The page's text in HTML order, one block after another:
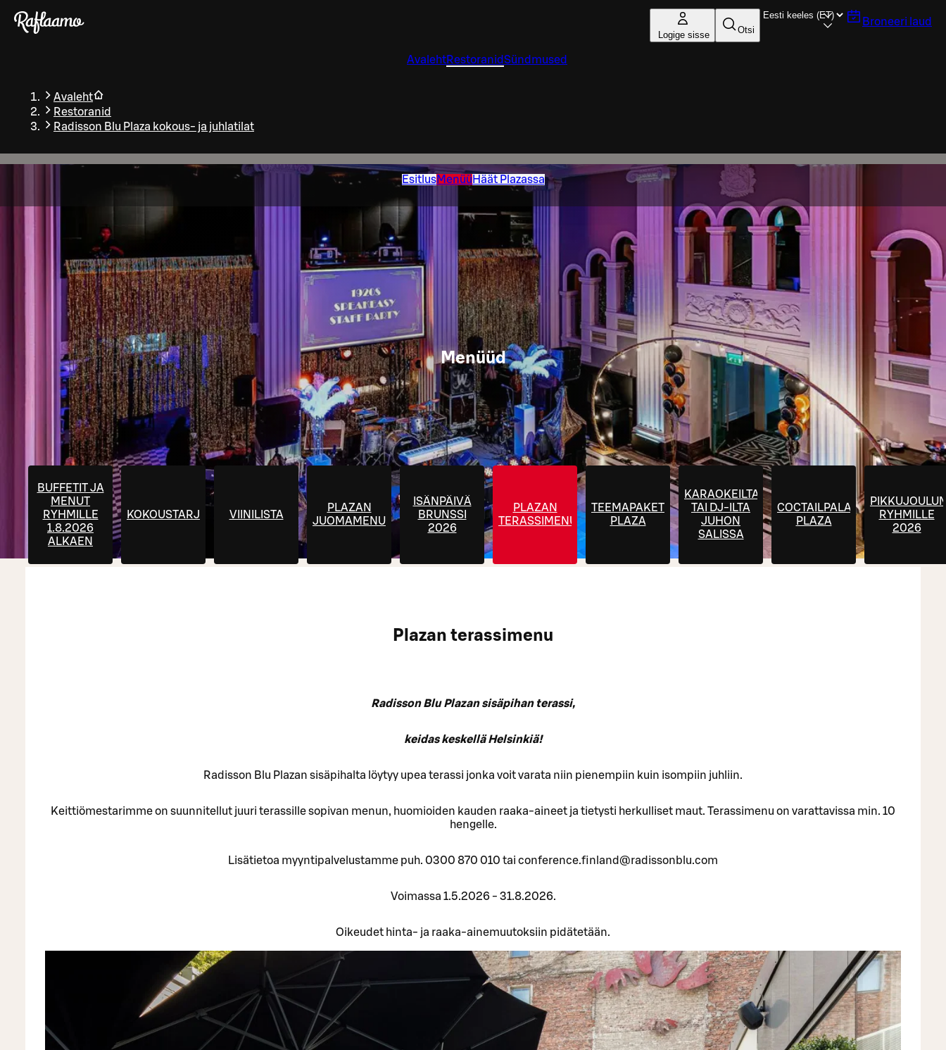
Liigu peamise sisu juurde
Logige sisse Otsi
Broneeri laud
AvalehtRestoranidSündmused
Avaleht
Restoranid
Radisson Blu Plaza kokous- ja juhlatilat
EsitlusMenüü Häät Plazassa
Menüüd
BUFFETIT JA
MENUT
RYHMILLE
1.8.2026
ALKAEN
KOKOUSTARJOILUTVIINILISTA
PLAZAN
JUOMAMENU
ISÄNPÄIVÄ
BRUNSSI
2026
PLAZAN
TERASSIMENU
TEEMAPAKETIT
PLAZA
KARAOKEILTA
TAI DJ-ILTA
JUHON
SALISSA
COCTAILPALAT
PLAZA
RYHMILLE
2026
Plazan terassimenu
Radisson Blu Plazan sisäpihan terassi,
keidas keskellä Helsinkiä!
Radisson Blu Plazan sisäpihalta löytyy upea terassi jonka voit varata niin pienempiin kuin isompiin juhliin.
Keittiömestarimme on suunnitellut juuri terassille sopivan menun, huomioiden kauden raaka-aineet ja tietysti herkulliset maut. Terassimenu on varattavissa min. 10
hengelle.
Lisätietoa myyntipalvelustamme puh. 0300 870 010 tai conference.finland@radissonblu.com
Voimassa 1.5.2026 - 31.8.2026.
Oikeudet hinta- ja raaka-ainemuutoksiin pidätetään.